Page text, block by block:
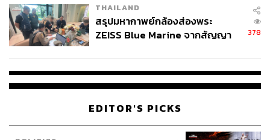
THAILAND
สรุปมหากาพย์กล้องส่องพระ
ZEISS Blue Marine จากสัญญา
จ่ายหนี้-แอบระบุแบรนด์
378
EDITOR'S PICKS